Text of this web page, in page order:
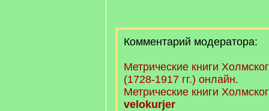
Комментарий модератора:
Метрические книги
(1728-1917 гг.) онлайн.
Метрические книги
velokurjer